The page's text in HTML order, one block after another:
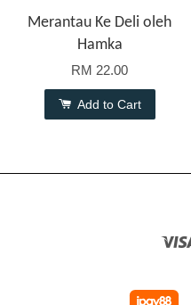
Merantau Ke Deli oleh
Hamka
RM 22.00
Add to Cart